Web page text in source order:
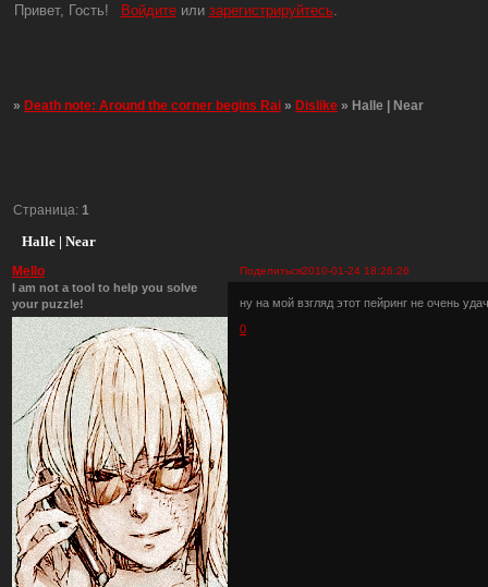
Привет, Гость! Войдитеили зарегистрируйтесь.
»Death note: Around the corner begins Rai »Dislike » Halle | Near
Halle | Near
Страница: 1
Поделиться2010-01-24 18:26:26
Mello
I am not a tool to help you solve
your puzzle!
ну на мой взгляд этот пейринг не очень
0